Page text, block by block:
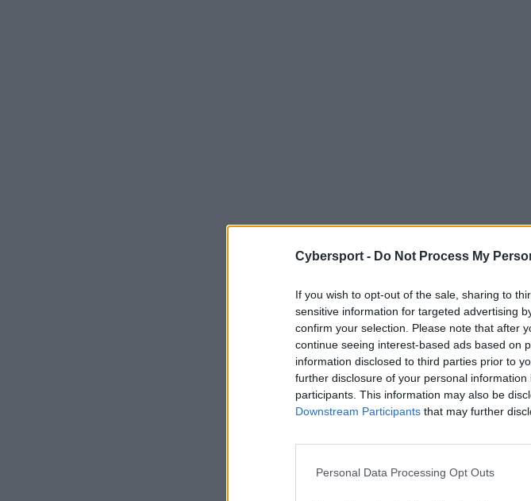
Cybersport - Do Not Process My
If you wish to opt-out of the sale, sharing to
sensitive information for targeted advertising
confirm your selection. Please note that after
continue seeing interest-based ads based on
information disclosed to third parties prior to
further disclosure of your personal
participants. This information may also be
Downstream Participants that may further
Personal Data Processing Opt Outs